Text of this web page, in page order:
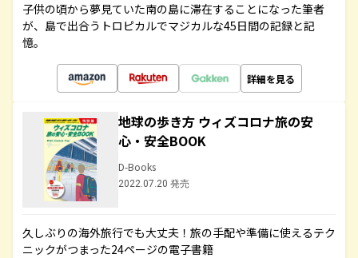
子供の頃から夢見ていた南の島に滞在することになった筆者
が、島で出合うトロピカルでマジカルな45日間の記録と記
憶。
詳細を見る
地球の歩き方 ウィズコロナ旅の安
心・安全BOOK
D-Books
2022.07.20 発売
久しぶりの海外旅行でも大丈夫！旅の手配や準備に使えるテク
ニックがつまった24ページの電子書籍